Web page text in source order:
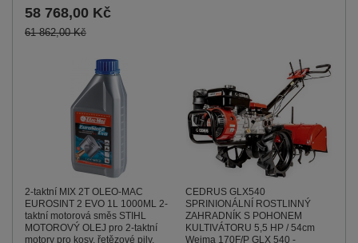
58 768,00 Kč
61 862,00 Kč
2-taktní MIX 2T OLEO-MAC
EUROSINT 2 EVO 1L 1000ML 2-
taktní motorová směs STIHL
MOTOROVÝ OLEJ pro 2-taktní
motory pro kosy, řetězové pily,
CEDRUS GLX540
SPRINIONÁLNÍ ROSTLINNÝ
ZAHRADNÍK S POHONEM
KULTIVÁTORU 5,5 HP / 54cm
Weima 170F/P GLX 540 -